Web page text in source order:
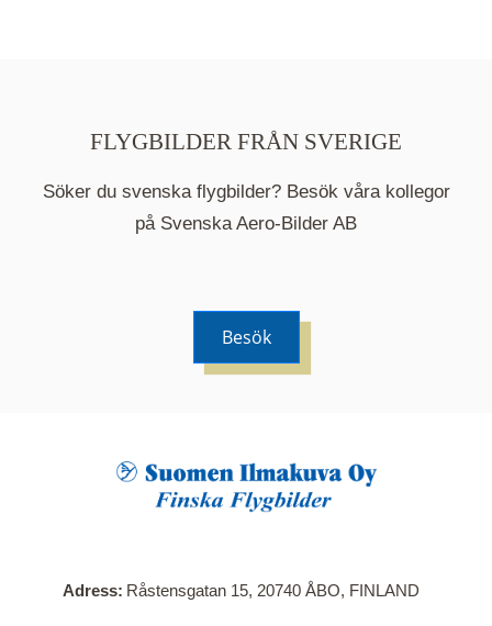
När du klickar på en serie så öppnas en ny flik.
Här visas en karta över bilder med kända
FLYGBILDER FRÅN SVERIGE
Söker du svenska flygbilder? Besök våra kollegor
på Svenska Aero-Bilder AB
Besök
Adress Råstensgatan 15, 20740 ÅBO, FINLAND